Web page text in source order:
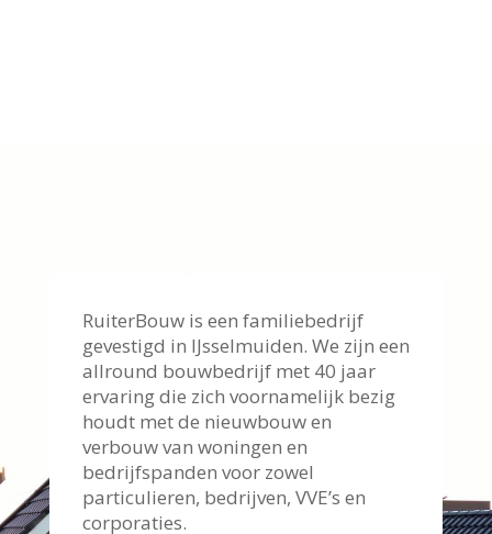
RuiterBouw is een familiebedrijf
gevestigd in IJsselmuiden. We zijn een
allround bouwbedrijf met 40 jaar
ervaring die zich voornamelijk bezig
houdt met de nieuwbouw en
verbouw van woningen en
bedrijfspanden voor zowel
particulieren, bedrijven, VVE’s en
corporaties.